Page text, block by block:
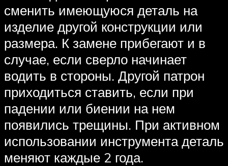
сменить имеющуюся деталь на
изделие другой конструкции или
размера. К замене прибегают и в
случае, если сверло начинает
водить в стороны. Другой патрон
приходиться ставить, если при
падении или биении на нем
появились трещины. При активном
использовании инструмента деталь
меняют каждые 2 года.